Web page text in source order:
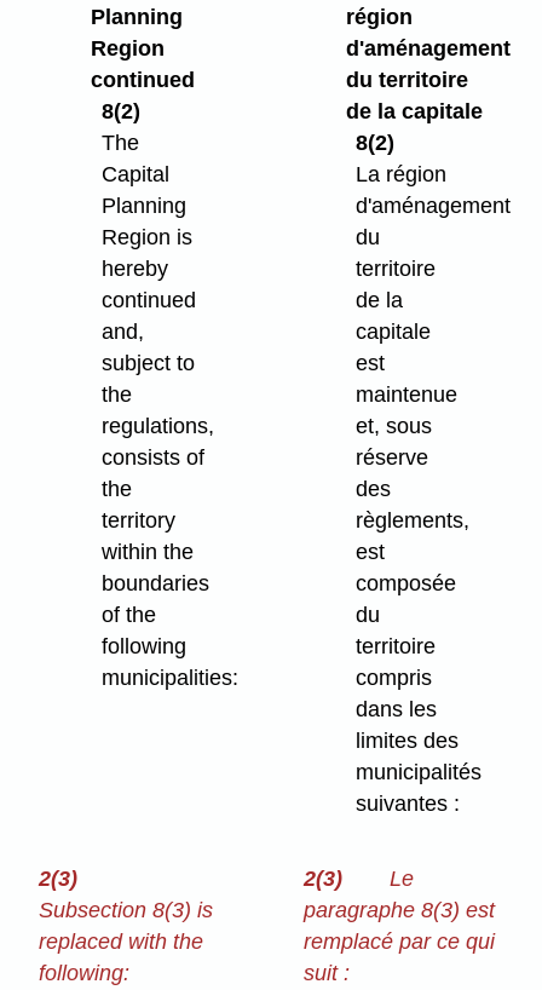
Planning
Region
continued
8(2)
The
Capital
Planning
Region is
hereby
continued
and,
subject to
the
regulations,
consists of
the
territory
within the
boundaries
of the
following
municipalities:
région
d'aménagement
du territoire
de la capitale
8(2)
La région
d'aménagement
du
territoire
de la
capitale
est
maintenue
et, sous
réserve
des
règlements,
est
composée
du
territoire
compris
dans les
limites des
municipalités
suivantes :
2(3)
Subsection 8(3) is
replaced with the
following:
2(3)
Le
paragraphe 8(3) est
remplacé par ce qui
suit :